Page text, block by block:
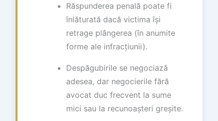
Răspunderea penală poate fi
înlăturată dacă victima își
retrage plângerea (în anumite
forme ale infracțiunii).
Despăgubirile se negociază
adesea, dar negocierile fără
avocat duc frecvent la sume
mici sau la recunoașteri greșite.